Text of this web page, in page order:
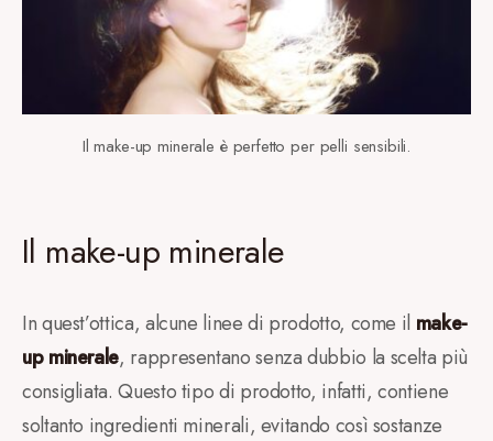
Il make-up minerale è perfetto per pelli sensibili.
Il make-up minerale
In quest’ottica, alcune linee di prodotto, come il make-
up minerale, rappresentano senza dubbio la scelta più
consigliata. Questo tipo di prodotto, infatti, contiene
soltanto ingredienti minerali, evitando così sostanze